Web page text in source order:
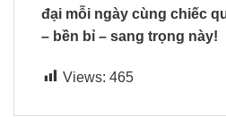
đại mỗi ngày cùng chiếc
– bền bỉ – sang trọng này!
Views: 465